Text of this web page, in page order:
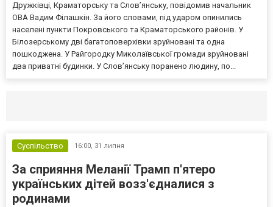
Дружківці, Краматорську та Слов’янську, повідомив начальник
ОВА Вадим Філашкін. За його словами, під ударом опинились
населені пункти Покровського та Краматорського районів. У
Білозерському дві багатоповерхівки зруйновані та одна
пошкоджена. У Райгородку Миколаївської громади зруйновані
два приватні будинки. У Слов’янську поранено людину, по...
Суспільство 16:00, 31 липня
За сприяння Меланії Трамп п'ятеро
українських дітей возз'єдналися з
родинами